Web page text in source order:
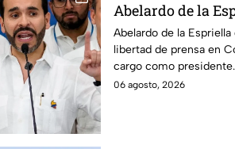
Abelardo de la
defender la
Colombia
Abelardo de la
libertad de prensa en
cargo como presidente.
06 agosto, 2026